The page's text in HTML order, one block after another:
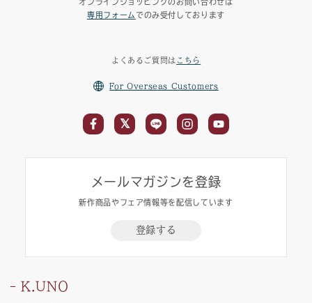
オンラインショッピングのお問い合わせは
専用フォーム でのみ受付しております
よくあるご質問は こちら
For Overseas Customers
メールマガジンを登録
新作商品やフェア情報等を配信しています
登録する
K.UNO